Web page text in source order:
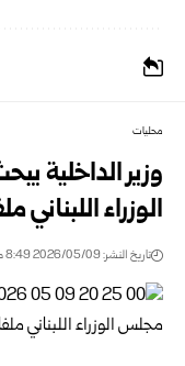
محليات
وزير الداخلية
الوزراء اللبناني
تاريخ النشر: 2026/05/09 8:49 مساءً